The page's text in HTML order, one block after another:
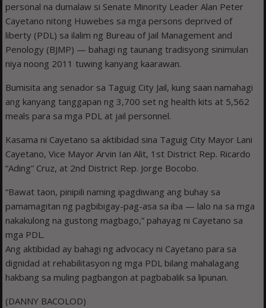
personal na dumalaw si Senate Minority Leader Alan Peter
Cayetano nitong Huwebes sa mga persons deprived of
liberty (PDL) sa ilalim ng Bureau of Jail Management and
Penology (BJMP) — bahagi ng taunang tradisyong sinimulan
niya noong 2011 tuwing kanyang kaarawan.
Bumisita ang senador sa Taguig City Jail, kung saan namahagi
ang kanyang tanggapan ng 3,700 set ng health kits at 5,562
meals para sa mga PDL at jail personnel.
Kasama ni Cayetano sa aktibidad sina Taguig City Mayor Lani
Cayetano, Vice Mayor Arvin Ian Alit, 1st District Rep. Ricardo
“Ading” Cruz, at 2nd District Rep. Jorge Bocobo.
“Bawat taon, pinipili naming ipagdiwang ang buhay sa
pamamagitan ng pagbibigay-pag-asa sa iba — lalo na sa mga
nakakulong na gustong magbago,” pahayag ni Cayetano sa
mga PDL.
Ang aktibidad ay bahagi ng advocacy ni Cayetano para sa
dignidad at rehabilitasyon ng mga PDL bilang mahalagang
hakbang sa muling pagbangon at pagbabalik sa lipunan.
(DANNY BACOLOD)